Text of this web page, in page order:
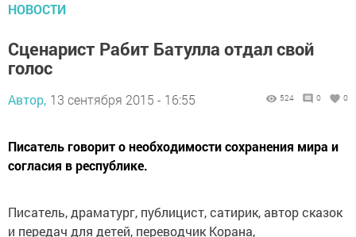
НОВОСТИ
Сценарист Рабит Батулла отдал свой
голос
Автор, 13 сентября 2015 - 16:55 524 0 0
Писатель говорит о необходимости сохранения мира и
согласия в республике.
Писатель, драматург, публицист, сатирик, автор сказок
и передач для детей, переводчик Корана,